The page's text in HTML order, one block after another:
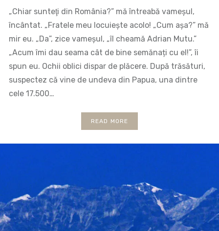
„Chiar sunteţi din România?” mă întreabă vameșul,
încântat. „Fratele meu locuiește acolo! „Cum așa?” mă
mir eu. „Da”, zice vameșul, „îl cheamă Adrian Mutu.”
„Acum îmi dau seama cât de bine semănați cu el!”, îi
spun eu. Ochii oblici dispar de plăcere. După trăsături,
suspectez că vine de undeva din Papua, una dintre
cele 17.500…
READ MORE